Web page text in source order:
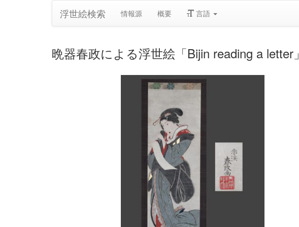
浮世絵検索 情報源 概要 言語
晩器春政による浮世絵「Bijin reading a letter」